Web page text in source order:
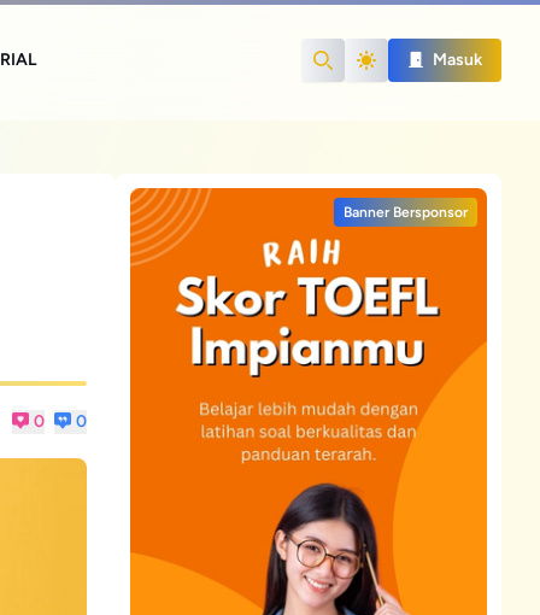
Search
Masuk
0 0
Banner Bersponsor